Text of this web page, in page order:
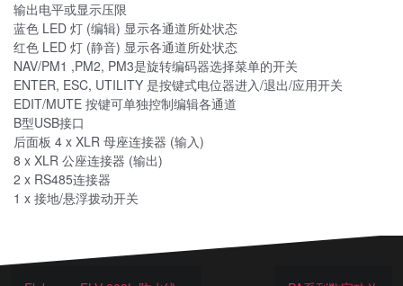
输出电平或显示压限
蓝色 LED 灯 (编辑) 显示各通道所处状态
红色 LED 灯 (静音) 显示各通道所处状态
NAV/PM1 ,PM2, PM3是旋转编码器选择菜单的开关
ENTER, ESC, UTILITY 是按键式电位器进入/退出/应用开关
EDIT/MUTE 按键可单独控制编辑各通道
B型USB接口
后面板 4 x XLR 母座连接器 (输入)
8 x XLR 公座连接器 (输出)
2 x RS485连接器
1 x 接地/悬浮拨动开关